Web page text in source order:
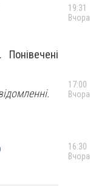
19:31
Вчора
17:00
Вчора
16:30
Вчора